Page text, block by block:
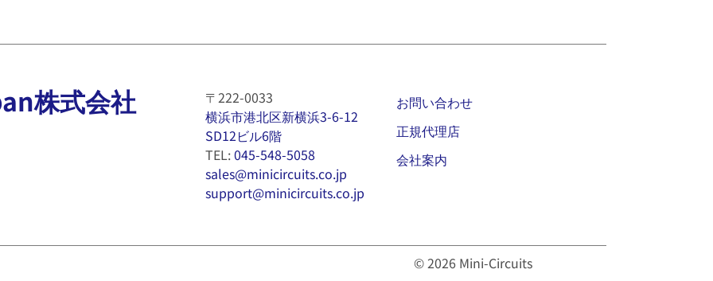
株式会社
〒222-0033
横浜市港北区新横浜3-6-12
SD12ビル6階
TEL:045-548-5058
sales@minicircuits.co.jp
support@minicircuits.co.jp
お問い合わせ
正規代理店
会社案内
© 2026 Mini-Circuits